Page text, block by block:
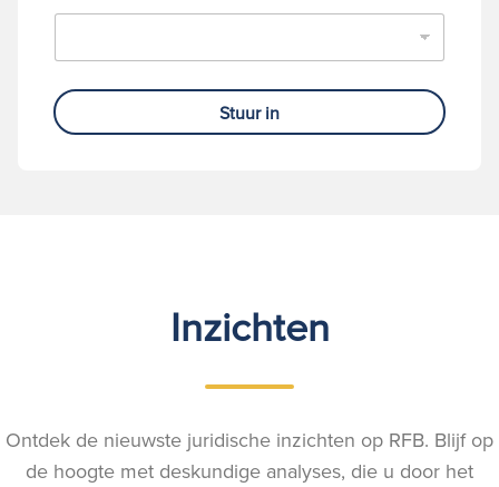
Stuur in
Inzichten
Ontdek de nieuwste juridische inzichten op RFB. Blijf op
de hoogte met deskundige analyses, die u door het